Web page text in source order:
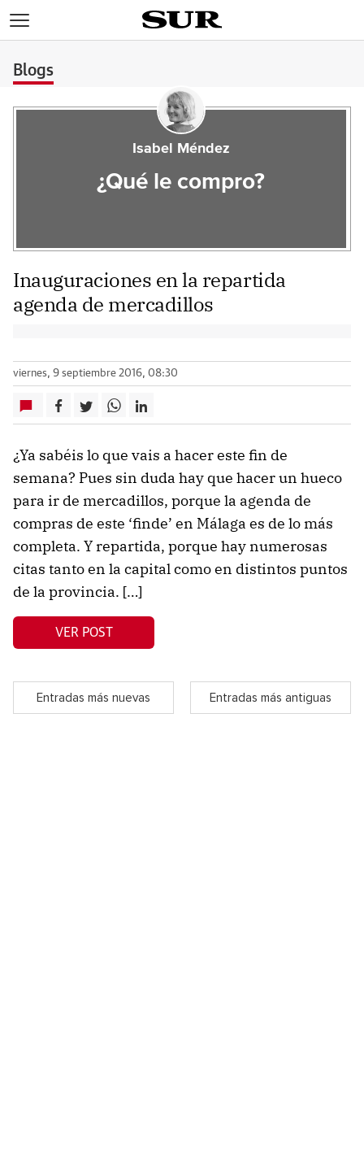
Blogs
Isabel Méndez
¿Qué le compro?
Inauguraciones en la repartida
agenda de mercadillos
viernes, 9 septiembre 2016, 08:30
¿Ya sabéis lo que vais a hacer este fin de
semana? Pues sin duda hay que hacer un hueco
para ir de mercadillos, porque la agenda de
compras de este ‘finde’ en Málaga es de lo más
completa. Y repartida, porque hay numerosas
citas tanto en la capital como en distintos puntos
de la provincia. […]
VER POST
Entradas más nuevas Entradas más antiguas